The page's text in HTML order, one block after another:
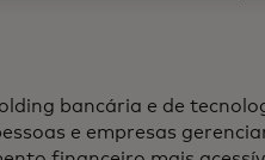
bancária e de
e empresas